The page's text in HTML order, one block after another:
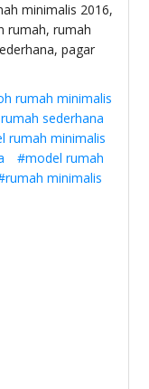
minimalis 2016,
rumah, rumah
pagar
rumah minimalis
sederhana
rumah minimalis
#model rumah
minimalis